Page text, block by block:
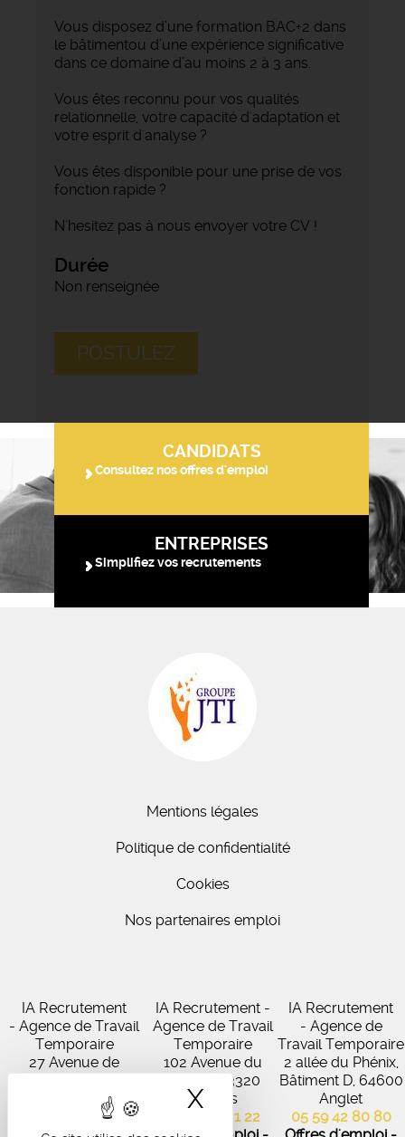
X Masquer le
Vous disposez d’une formation BAC+2 dans
le bâtimentou d’une expérience significative
dans ce domaine d’au moins 2 à 3 ans.
Vous êtes reconnu pour vos qualités
relationnelle, votre capacité d'adaptation et
votre esprit d'analyse ?
Vous êtes disponible pour une prise de vos
fonction rapide ?
N'hesitez pas à nous envoyer votre CV !
Durée
Non renseignée
POSTULEZ
CANDIDATS
Consultez nos offres d'emploi
ENTREPRISES
Simplifiez vos recrutements
Mentions légales
Politique de confidentialité
Cookies
Nos partenaires emploi
IA Recrutement
- Agence de Travail
Temporaire
27 Avenue de
Artigues-près-
Bordeaux
IA Recrutement -
Agence de Travail
Temporaire
102 Avenue du
Médoc, 33320
Eysines
05 56 45 21 22
IA Recrutement
- Agence de
Travail Temporaire
2 allée du Phénix,
Bâtiment D, 64600
Anglet
05 59 42 80 80